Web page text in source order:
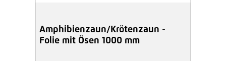
Amphibienzaun/Krötenzaun -
Folie mit Ösen 1000 mm